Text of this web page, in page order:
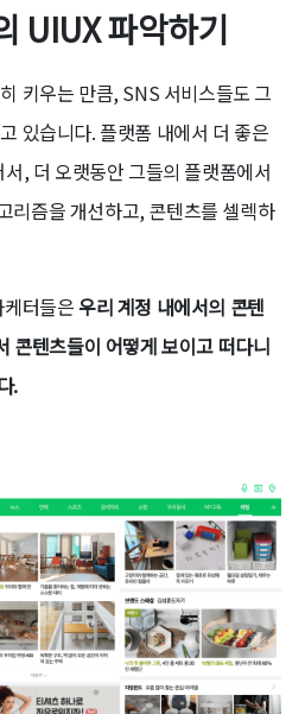
UIUX 파악하기
키우는 만큼, SNS 서비스들도 그
있습니다. 플랫폼 내에서 더 좋은
, 더 오랫동안 그들의 플랫폼에서
리즘을 개선하고, 콘텐츠를 셀렉하
터들은 우리 계정 내에서의 콘텐
콘텐츠들이 어떻게 보이고 떠다니
.